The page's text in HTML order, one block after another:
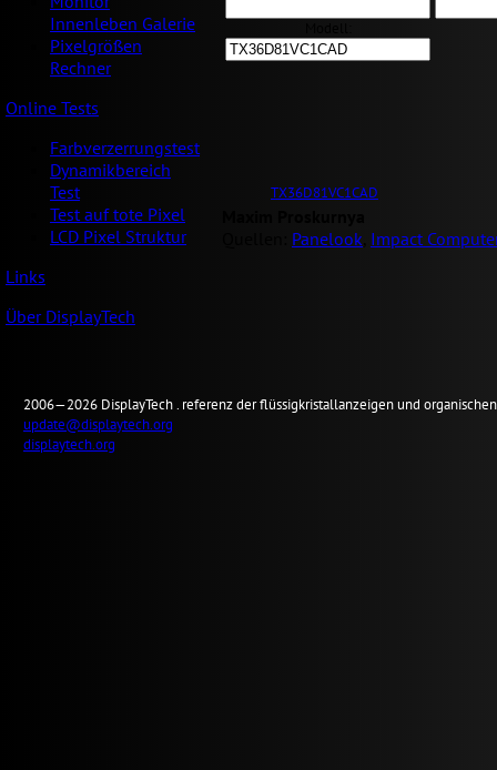
Innenleben Galerie
Pixelgrößen
Rechner
Online Tests
Farbverzerrungstest
Dynamikbereich
Test
Test auf tote Pixel
LCD Pixel Struktur
Links
Über DisplayTech
TX36D81VC1CAD
Panelook Impact
2006—2026 DisplayTech . referenz der flüssigkristallanzeigen und
update@displaytech.org
displaytech.org